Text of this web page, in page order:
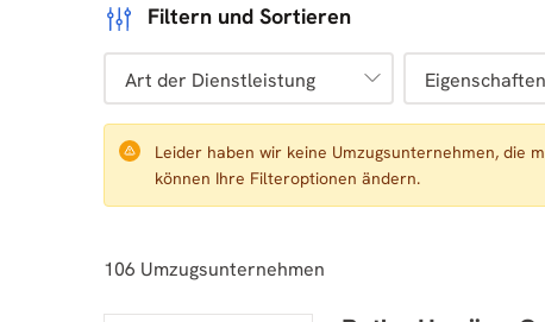
Filtern und Sortieren
Art der Dienstleistung Eigenschaften
Leider haben wir keine Umzugsunternehmen, die
können Ihre Filteroptionen ändern.
106 Umzugsunternehmen